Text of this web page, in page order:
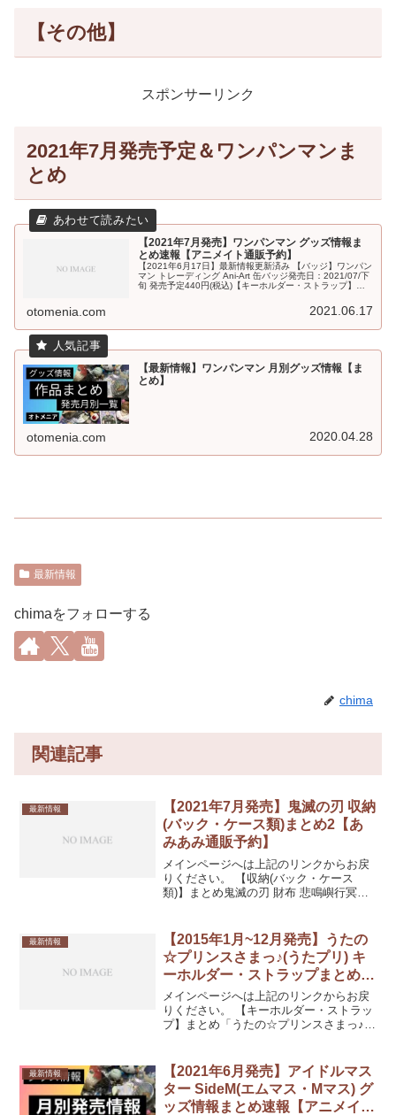
【その他】
スポンサーリンク
2021年7月発売予定＆ワンパンマンま
とめ
【2021年7月発売】ワンパンマン グッズ情報ま
とめ速報【アニメイト通販予約】
【2021年6月17日】最新情報更新済み 【バッジ】ワンパン
マン トレーディング Ani-Art 缶バッジ発売日：2021/07/下
旬 発売予定440円(税込)【キーホルダー・ストラップ】
otomenia.com 2021.06.17
【最新情報】ワンパンマン 月別グッズ情報【ま
とめ】
otomenia.com 2020.04.28
最新情報
chimaをフォローする
chima
関連記事
最新情報
【2021年7月発売】鬼滅の刃 収納
(バック・ケース類)まとめ2【あ
みあみ通販予約】
メインページへは上記のリンクからお戻
りください。 【収納(バック・ケース
類)】まとめ鬼滅の刃 財布 悲鳴嶼行冥発
10 時透無一郎発売日：2...
最新情報
【2015年1月~12月発売】うたの
☆プリンスさまっ♪(うたプリ) キ
ーホルダー・ストラップまとめ
2【あみあみ通販予約】
メインページへは上記のリンクからお戻
りください。 【キーホルダー・ストラッ
プ】まとめ「うたの☆プリンスさまっ♪
日：2015/09/中旬12%OFF 870円(税...
最新情報
【2021年6月発売】アイドルマス
ター SideM(エムマス・Mマス) グ
ッズ情報まとめ速報【アニメイト